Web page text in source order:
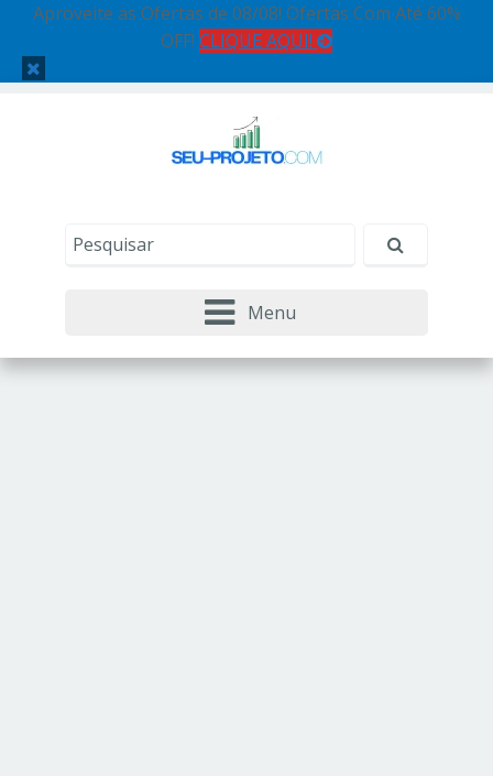
Aproveite as Ofertas de 08/08! Ofertas Com Até 60%
OFF! CLIQUE AQUI!
Menu